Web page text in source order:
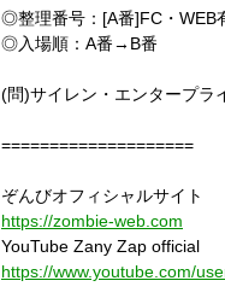
◎整理番号：[A番]FC・WEB
◎入場順：A番→B番
(問)サイレン・エンタープラ
====================
ぞんびオフィシャルサイト
https://zombie-web.com
YouTube Zany Zap official
https://www.youtube.com/